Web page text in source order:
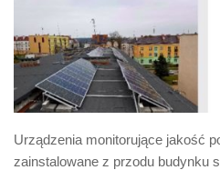
Urządzenia monitorujące jakość
zainstalowane z przodu budynku